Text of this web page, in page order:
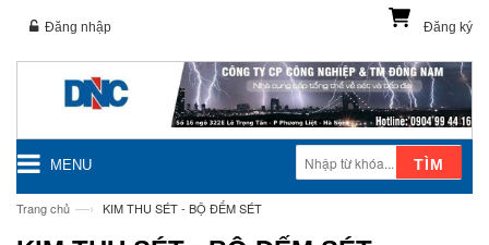
Đăng ký
Đăng nhập
MENU TÌM
Trang chủ —› KIM THU SÉT - BỘ ĐẾM SÉT